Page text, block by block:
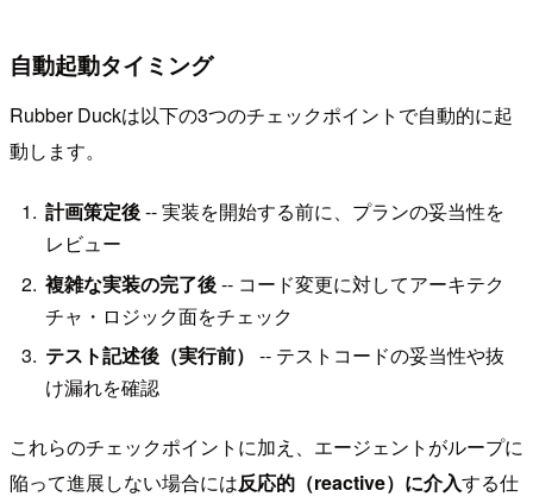
自動起動タイミング
Rubber Duckは以下の3つのチェックポイントで自動的に起
動します。
計画策定後-- 実装を開始する前に、プランの妥当性を
レビュー
複雑な実装の完了後-- コード変更に対してアーキテク
チャ・ロジック面をチェック
テスト記述後（実行前） -- テストコードの妥当性や抜
け漏れを確認
これらのチェックポイントに加え、エージェントがループに
陥って進展しない場合には反応的（reactive）に介入する仕